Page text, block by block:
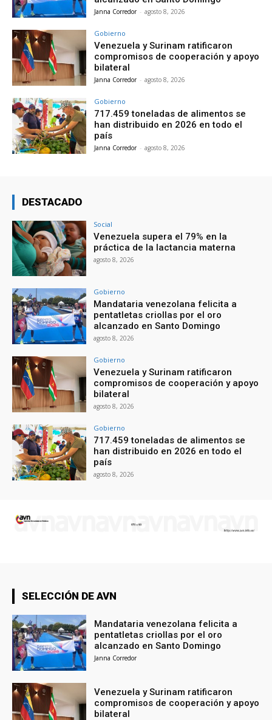
Janna Corredor - agosto 8, 2026
Gobierno
Venezuela y Surinam ratificaron
compromisos de cooperación y apoyo
bilateral
Janna Corredor - agosto 8, 2026
Gobierno
717.459 toneladas de alimentos se
han distribuido en 2026 en todo el
país
Janna Corredor - agosto 8, 2026
DESTACADO
Social
Venezuela supera el 79% en la
práctica de la lactancia materna
agosto 8, 2026
Gobierno
Mandataria venezolana felicita a
pentatletas criollas por el oro
alcanzado en Santo Domingo
agosto 8, 2026
Gobierno
Venezuela y Surinam ratificaron
compromisos de cooperación y apoyo
bilateral
agosto 8, 2026
Gobierno
717.459 toneladas de alimentos se
han distribuido en 2026 en todo el
país
agosto 8, 2026
SELECCIÓN DE AVN
Mandataria venezolana felicita a
pentatletas criollas por el oro
alcanzado en Santo Domingo
Janna Corredor
Venezuela y Surinam ratificaron
compromisos de cooperación y apoyo
bilateral